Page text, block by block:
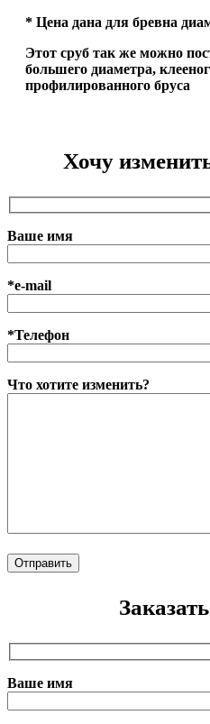
* Цена дана для бревна
Этот сруб так же можно
большего диаметра,
профилированного бруса
Хочу
Ваше имя
*e-mail
*Телефон
Что хотите изменить?
Ваше имя